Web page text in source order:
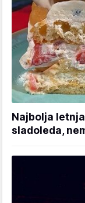
Najbolja
sladoleda,